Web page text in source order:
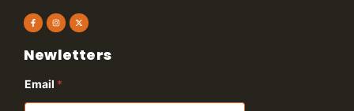
Newletters
Email *